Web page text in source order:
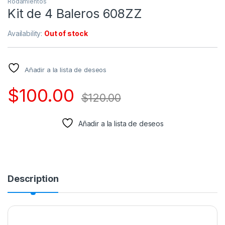
Kit de 4 Baleros 608ZZ
Availability: Out of stock
Añadir a la lista de deseos
$100.00 $120.00
Añadir a la lista de deseos
Description